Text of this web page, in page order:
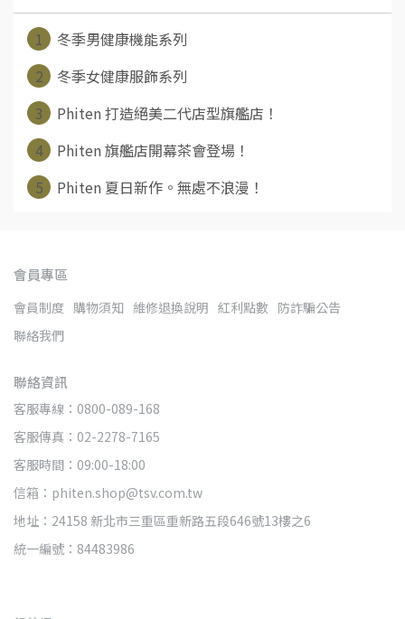
1
冬季男健康機能系列
2
冬季女健康服飾系列
3
Phiten 打造絕美二代店型旗艦店！
4
Phiten 旗艦店開幕茶會登場！
5
Phiten 夏日新作。無處不浪漫！
會員專區
會員制度 購物須知 維修退換說明 紅利點數 防詐騙公告
聯絡我們
聯絡資訊
客服專線：0800-089-168
客服傳真：02-2278-7165
客服時間：09:00-18:00
信箱：phiten.shop@tsv.com.tw
地址：24158 新北市三重區重新路五段646號13樓之6
統一編號：84483986